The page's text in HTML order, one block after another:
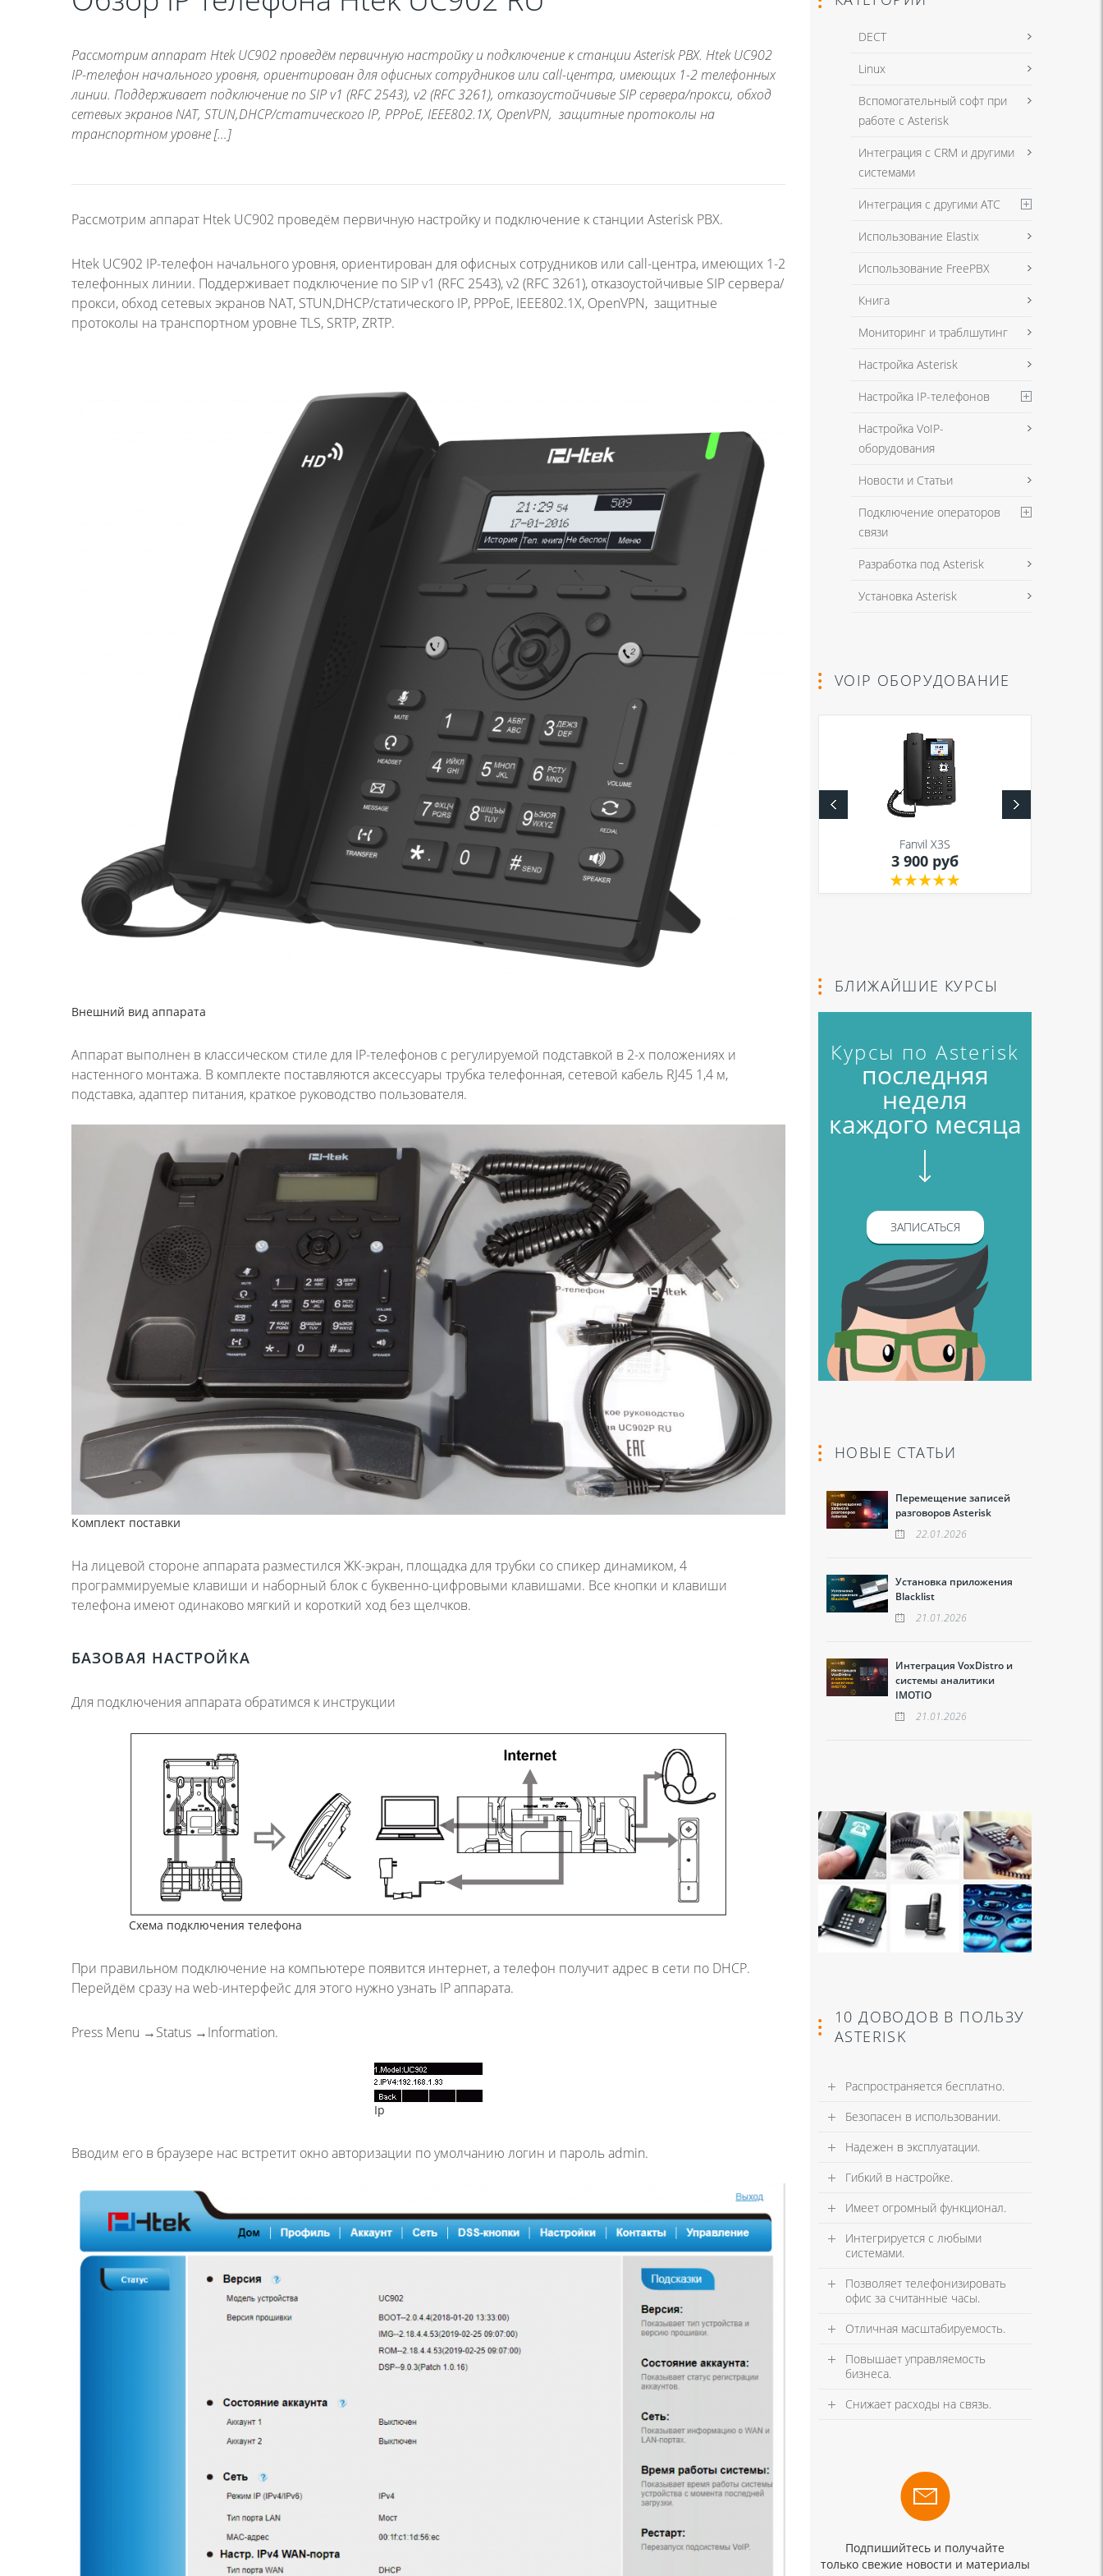
Рассмотрим аппарат Htek UC902 проведём первичную настройку и подключение к станции Asterisk PBX. Htek UC902
IP-телефон начального уровня, ориентирован для офисных сотрудников или call-центра, имеющих 1-2 телефонных
линии. Поддерживает подключение по SIP v1 (RFC 2543), v2 (RFC 3261), отказоустойчивые SIP сервера/прокси, обход
сетевых экранов NAT, STUN,DHCP/статического IP, PPPoE, IEEE802.1X, OpenVPN, защитные протоколы на
транспортном уровне […]
Рассмотрим аппарат Htek UC902 проведём первичную настройку и подключение к станции Asterisk PBX.
Htek UC902 IP-телефон начального уровня, ориентирован для офисных сотрудников или call-центра, имеющих 1-2
телефонных линии. Поддерживает подключение по SIP v1 (RFC 2543), v2 (RFC 3261), отказоустойчивые SIP сервера/
прокси, обход сетевых экранов NAT, STUN,DHCP/статического IP, PPPoE, IEEE802.1X, OpenVPN, защитные
протоколы на транспортном уровне TLS, SRTP, ZRTP.
Внешний вид аппарата
Аппарат выполнен в классическом стиле для IP-телефонов c регулируемой подставкой в 2-х положениях и
настенного монтажа. В комплекте поставляются аксессуары трубка телефонная, сетевой кабель RJ45 1,4 м,
подставка, адаптер питания, краткое руководство пользователя.
Комплект поставки
На лицевой стороне аппарата разместился ЖК-экран, площадка для трубки со спикер динамиком, 4
программируемые клавиши и наборный блок с буквенно-цифровыми клавишами. Все кнопки и клавиши
телефона имеют одинаково мягкий и короткий ход без щелчков.
БАЗОВАЯ НАСТРОЙКА
Для подключения аппарата обратимся к инструкции
Схема подключения телефона
При правильном подключение на компьютере появится интернет, а телефон получит адрес в сети по DHCP.
Перейдём сразу на web-интерфейс для этого нужно узнать IP аппарата.
Press Menu →Status →Information.
Ip
Вводим его в браузере нас встретит окно авторизации по умолчанию логин и пароль admin.
DECT
Linux
Вспомогательный софт при
работе с Asterisk
Интеграция с CRM и другими
системами
Интеграция с другими АТС
Использование Elastix
Использование FreePBX
Книга
Мониторинг и траблшутинг
Настройка Asterisk
Настройка IP-телефонов
Настройка VoIP-
оборудования
Новости и Статьи
Подключение операторов
связи
Разработка под Asterisk
Установка Asterisk
VOIP ОБОРУДОВАНИЕ
2 990 руб Fanvil X3S
3 900 руб
БЛИЖАЙШИЕ КУРСЫ
Курсы по Asterisk
последняя
неделя
каждого месяца
ЗАПИСАТЬСЯ
НОВЫЕ СТАТЬИ
Перемещение записей
разговоров Asterisk
22.01.2026
Установка приложения
Blacklist
21.01.2026
Интеграция VoxDistro и
системы аналитики
IMOTIO
21.01.2026
10 ДОВОДОВ В ПОЛЬЗУ
ASTERISK
Распространяется бесплатно.
Безопасен в использовании.
Надежен в эксплуатации.
Гибкий в настройке.
Имеет огромный функционал.
Интегрируется с любыми
системами.
Позволяет телефонизировать
офис за считанные часы.
Отличная масштабируемость.
Повышает управляемость
бизнеса.
Снижает расходы на связь.
Подпишийтесь и получайте
только свежие новости и материалы